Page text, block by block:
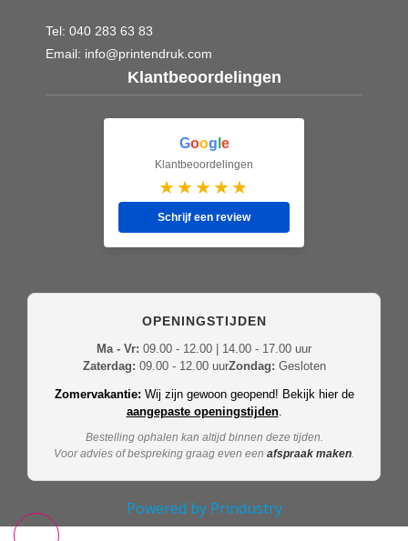
Tel: 040 283 63 83
Email: info@printendruk.com
Klantbeoordelingen
Goog e
Klantbeoordelingen
★★★★★
Schrijf een review
OPENINGSTIJDEN
Ma - Vr: 09.00 - 12.00 | 14.00 - 17.00 uur
Zaterdag: 09.00 - 12.00 uurZondag: Gesloten
Zomervakantie: Wij zijn gewoon geopend! Bekijk hier de
aangepaste openingstijden.
Bestelling ophalen kan altijd binnen deze tijden.
Voor advies of bespreking graag even een afspraak maken.
Powered by Prindustry